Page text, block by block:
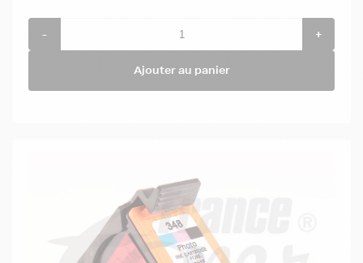
- +
Ajouter au panier